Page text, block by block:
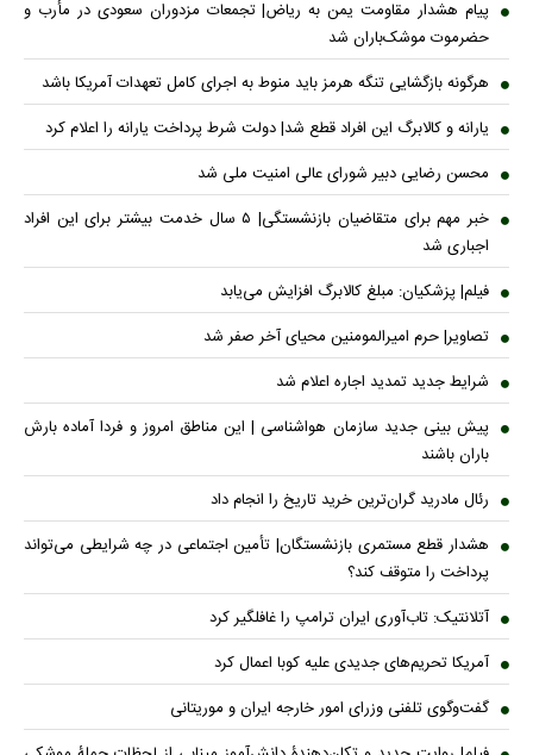
پیام هشدار مقاومت یمن به ریاض| تجمعات مزدوران سعودی در مأرب و
حضرموت موشک‌باران شد
هرگونه بازگشایی تنگه هرمز باید منوط به اجرای کامل تعهدات آمریکا باشد
یارانه و کالابرگ این افراد قطع شد| دولت شرط پرداخت یارانه را اعلام کرد
محسن رضایی دبیر شورای عالی امنیت ملی شد
خبر مهم برای متقاضیان بازنشستگی| ۵ سال خدمت بیشتر برای این افراد
اجباری شد
فیلم| پزشکیان: مبلغ کالابرگ افزایش می‌یابد
تصاویر| حرم امیرالمومنین محیای آخر صفر شد
شرایط جدید تمدید اجاره اعلام شد
پیش بینی جدید سازمان هواشناسی | این مناطق امروز و فردا آماده بارش
باران باشند
رئال مادرید گران‌ترین خرید تاریخ را انجام داد
هشدار قطع مستمری بازنشستگان| تأمین اجتماعی در چه شرایطی می‌تواند
پرداخت را متوقف کند؟
آتلانتیک: تاب‌آوری ایران ترامپ را غافلگیر کرد
آمریکا تحریم‌های جدیدی علیه کوبا اعمال کرد
گفت‌وگوی تلفنی وزرای امور خارجه ایران و موریتانی